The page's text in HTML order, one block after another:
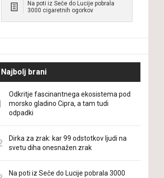
Na poti iz Seče do Lucije pobrala
3000 cigaretnih ogorkov
Najbolj brani
Odkritje fascinantnega ekosistema pod
morsko gladino Cipra, a tam tudi
odpadki
Dirka za zrak: kar 99 odstotkov ljudi na
svetu diha onesnažen zrak
Na poti iz Seče do Lucije pobrala 3000